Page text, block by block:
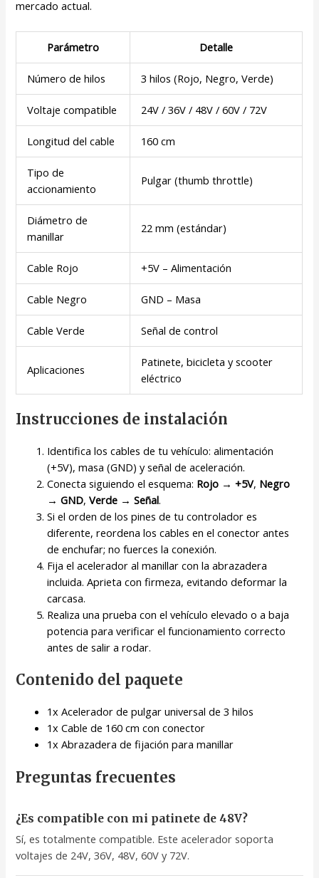
mercado actual.
Parámetro Detalle
Número de hilos 3 hilos (Rojo, Negro, Verde)
Voltaje compatible 24V / 36V / 48V / 60V / 72V
Longitud del cable 160 cm
Tipo de
accionamiento
Pulgar (thumb throttle)
Diámetro de
manillar
22 mm (estándar)
Cable Rojo +5V – Alimentación
Cable Negro GND – Masa
Cable Verde Señal de control
Aplicaciones
Patinete, bicicleta y scooter
eléctrico
Instrucciones de instalación
Identifica los cables de tu vehículo: alimentación
(+5V), masa (GND) y señal de aceleración.
Conecta siguiendo el esquema: Rojo → +5V, Negro
→ GND,Verde → Señal.
Si el orden de los pines de tu controlador es
diferente, reordena los cables en el conector antes
de enchufar; no fuerces la conexión.
Fija el acelerador al manillar con la abrazadera
incluida. Aprieta con firmeza, evitando deformar la
carcasa.
Realiza una prueba con el vehículo elevado o a baja
potencia para verificar el funcionamiento correcto
antes de salir a rodar.
Contenido del paquete
1x Acelerador de pulgar universal de 3 hilos
1x Cable de 160 cm con conector
1x Abrazadera de fijación para manillar
Preguntas frecuentes
¿Es compatible con mi patinete de 48V?
Sí, es totalmente compatible. Este acelerador soporta
voltajes de 24V, 36V, 48V, 60V y 72V.